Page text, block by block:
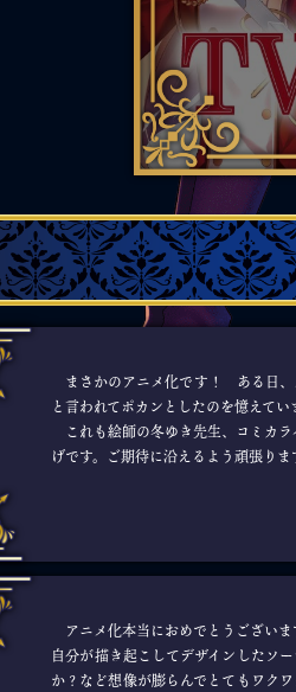
まさかのアニメ化です！ ある日、
と言われてポカンとしたのを憶えて
これも絵師の冬ゆき先生、コミカ
げです。ご期待に沿えるよう頑張り
アニメ化本当におめでとうござい
自分が描き起こしてデザインしたソ
か？など想像が膨らんでとてもワク